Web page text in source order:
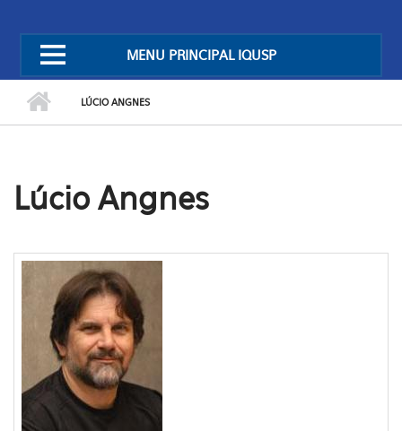
MENU PRINCIPAL IQUSP
LÚCIO ANGNES
Lúcio Angnes